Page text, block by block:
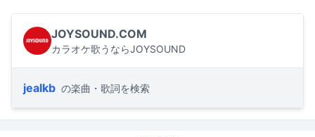
JOYSOUND.COM
カラオケ歌うならJOYSOUND
jealkb の楽曲・歌詞を検索